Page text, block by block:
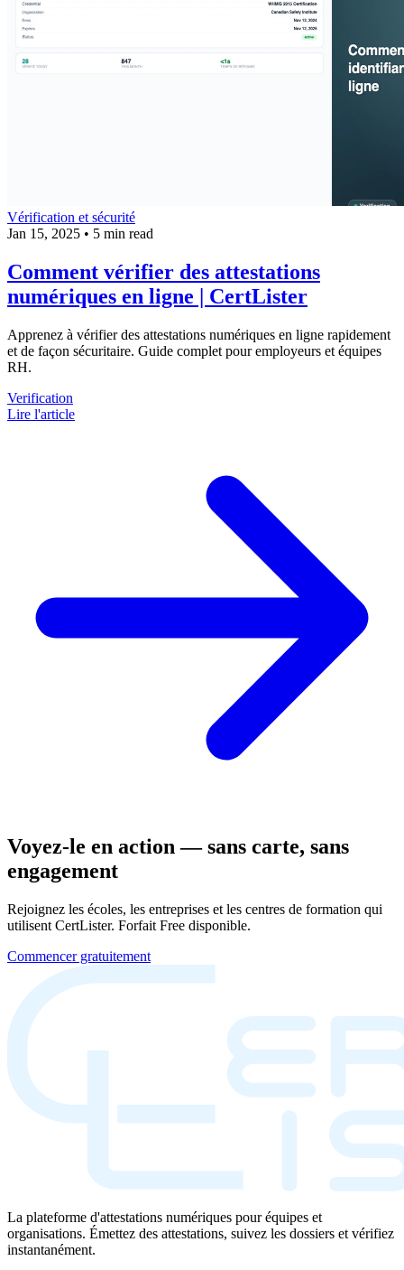
Vérification et sécurité
Jan 15, 2025 • 5 min read
Comment vérifier des attestations
numériques en ligne | CertLister
Apprenez à vérifier des attestations numériques en ligne rapidement
et de façon sécuritaire. Guide complet pour employeurs et équipes
RH.
Verification
Lire l'article
Voyez-le en action — sans carte, sans
engagement
Rejoignez les écoles, les entreprises et les centres de formation qui
utilisent CertLister. Forfait Free disponible.
Commencer gratuitement
La plateforme d'attestations numériques pour équipes et
organisations. Émettez des attestations, suivez les dossiers et vérifiez
instantanément.